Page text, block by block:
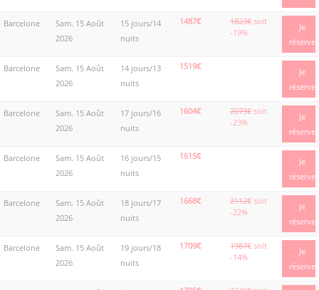
Barcelone
Sam. 15 Août
2026
15 jours/14
nuits
1487€ 1823€ soit
-19%
Je
réserve
Barcelone
Sam. 15 Août
2026
14 jours/13
nuits
1519€
Je
réserve
Barcelone
Sam. 15 Août
2026
17 jours/16
nuits
1604€ 2073€ soit
-23%
Je
réserve
Barcelone
Sam. 15 Août
2026
16 jours/15
nuits
1615€
Je
réserve
Barcelone
Sam. 15 Août
2026
18 jours/17
nuits
1668€ 2112€ soit
-22%
Je
réserve
Barcelone
Sam. 15 Août
2026
19 jours/18
nuits
1709€ 1987€ soit
-14%
Je
réserve